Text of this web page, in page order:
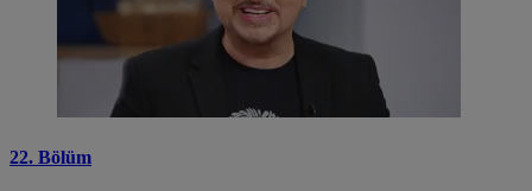
22. Bölüm